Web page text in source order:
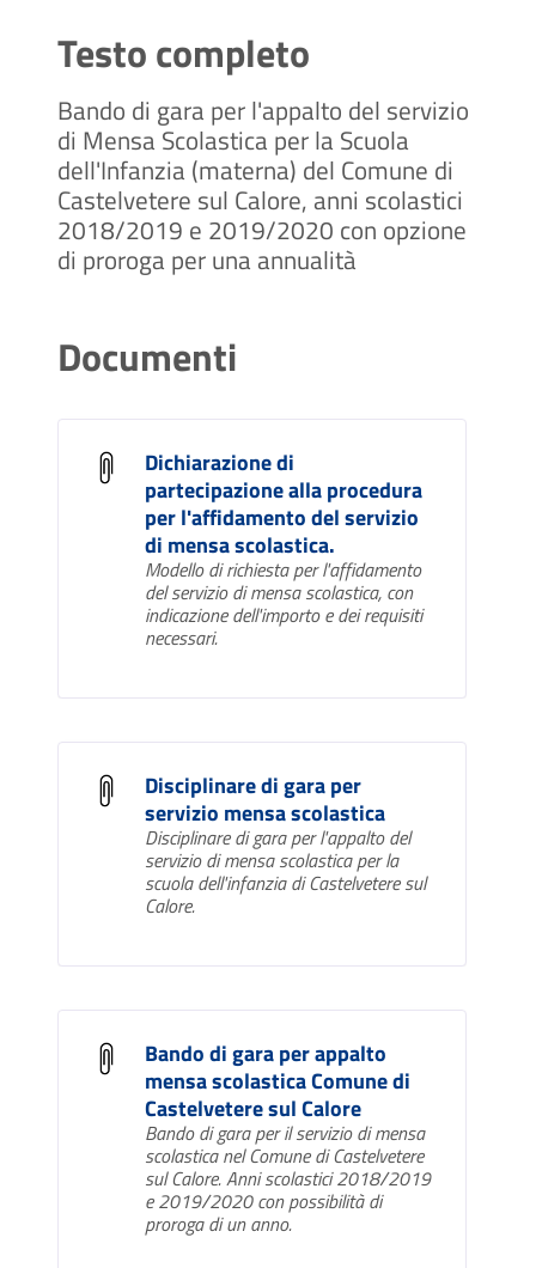
Testo completo
Bando di gara per l'appalto del servizio
di Mensa Scolastica per la Scuola
dell'Infanzia (materna) del Comune di
Castelvetere sul Calore, anni scolastici
2018/2019 e 2019/2020 con opzione
di proroga per una annualità
Documenti
Dichiarazione di
partecipazione alla procedura
per l'affidamento del servizio
di mensa scolastica.
Modello di richiesta per l'affidamento
del servizio di mensa scolastica, con
indicazione dell'importo e dei requisiti
necessari.
Disciplinare di gara per
servizio mensa scolastica
Disciplinare di gara per l'appalto del
servizio di mensa scolastica per la
scuola dell'infanzia di Castelvetere sul
Calore.
Bando di gara per appalto
mensa scolastica Comune di
Castelvetere sul Calore
Bando di gara per il servizio di mensa
scolastica nel Comune di Castelvetere
sul Calore. Anni scolastici 2018/2019
e 2019/2020 con possibilità di
proroga di un anno.